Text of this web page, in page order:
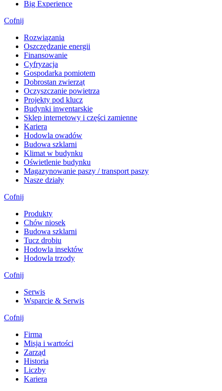
Big Experience
Cofnij
Rozwiązania
​Oszczędzanie energii
Finansowanie
Cyfryzacja
Gospodarka pomiotem
Dobrostan zwierząt
Oczyszczanie powietrza
Projekty pod klucz
Budynki inwentarskie
Sklep internetowy i części zamienne
Kariera
Hodowla owadów
Budowa szklarni
Klimat w budynku
Oświetlenie budynku
Magazynowanie paszy / transport paszy
Nasze działy
Cofnij
Produkty
Chów niosek
Budowa szklarni
Tucz drobiu
Hodowla insektów
Hodowla trzody
Cofnij
Serwis
Wsparcie & Serwis
Cofnij
Firma
Misja i wartości
Zarząd
Historia
Liczby
Kariera